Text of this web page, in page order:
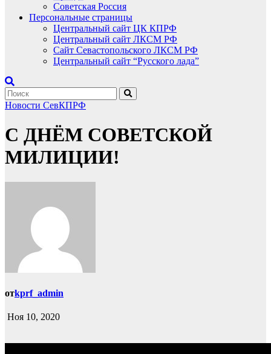
Советская Россия
Персональные страницы
Центральный сайт ЦК КПРФ
Центральный сайт ЛКСМ РФ
Сайт Севастопольского ЛКСМ РФ
Центральный сайт “Русского лада”
Новости СевКПРФ
С ДНЁМ СОВЕТСКОЙ
МИЛИЦИИ!
отkprf_admin
Ноя 10, 2020